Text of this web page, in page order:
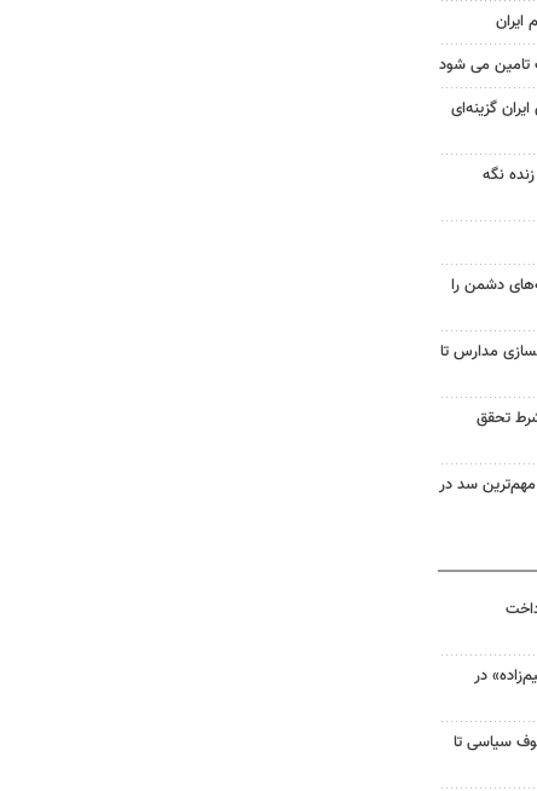
ایران
گزینه‌ای
نگه
دشمن را
مدارس تا
تحقق
سد در
در
سیاسی تا